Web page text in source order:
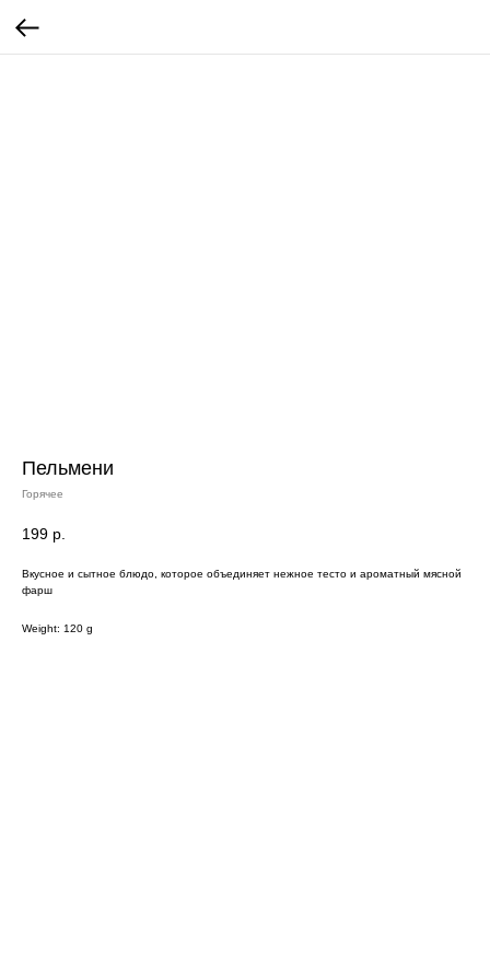
Пельмени
Горячее
199 р.
Вкусное и сытное блюдо, которое объединяет нежное тесто и ароматный мясной
фарш
Weight: 120 g